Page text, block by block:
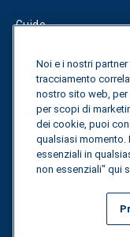
Guide
Fuel Savings
Calcolatore di
Tracciamento delle
Contattateci
Noi e i nostri
tracciamento
nostro sito web,
per scopi di
dei cookie, puoi
qualsiasi momento.
essenziali in
non essenziali" qui